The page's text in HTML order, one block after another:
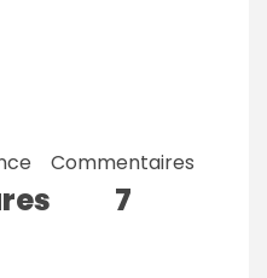
Commentaires
7